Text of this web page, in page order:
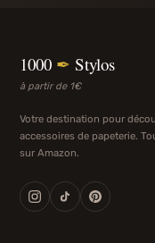
1000 ✒ Stylos
à partir de 1€
Votre destination pour
accessoires de papeterie.
sur Amazon.